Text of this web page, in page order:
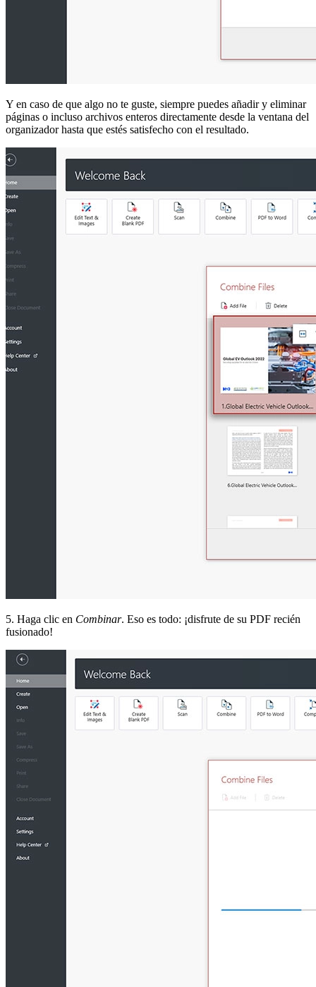
Y en caso de que algo no te guste, siempre puedes añadir y eliminar
páginas o incluso archivos enteros directamente desde la ventana del
organizador hasta que estés satisfecho con el resultado.
5. Haga clic en Combinar. Eso es todo: ¡disfrute de su PDF recién
fusionado!